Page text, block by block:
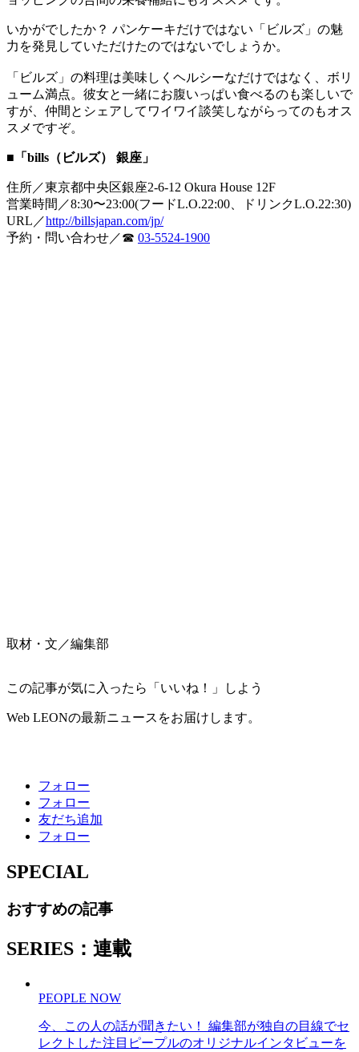
いかがでしたか？ パンケーキだけではない「ビルズ」の魅
力を発見していただけたのではないでしょうか。
「ビルズ」の料理は美味しくヘルシーなだけではなく、ボリ
ューム満点。彼女と一緒にお腹いっぱい食べるのも楽しいで
すが、仲間とシェアしてワイワイ談笑しながらってのもオス
スメですぞ。
■「bills（ビルズ） 銀座」
住所／東京都中央区銀座2-6-12 Okura House 12F
営業時間／8:30〜23:00(フードL.O.22:00、ドリンクL.O.22:30)
URL／http://billsjapan.com/jp/
予約・問い合わせ／☎ 03-5524-1900
取材・文／編集部
この記事が気に入ったら「いいね！」しよう
Web LEONの最新ニュースをお届けします。
フォロー
フォロー
友だち追加
フォロー
SPECIAL
おすすめの記事
SERIES：連載
PEOPLE NOW
今、この人の話が聞きたい！ 編集部が独自の目線でセ
レクトした注目ピープルのオリジナルインタビューを